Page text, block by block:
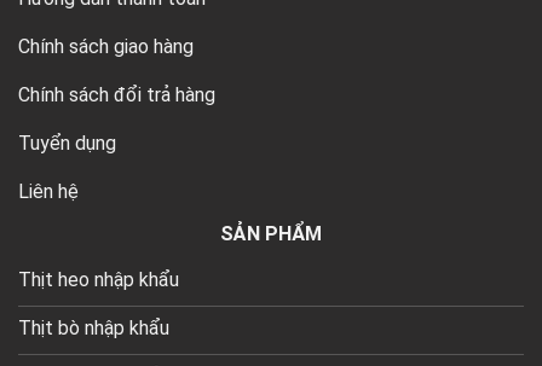
Chính sách giao hàng
Chính sách đổi trả hàng
Tuyển dụng
Liên hệ
SẢN PHẨM
Thịt heo nhập khẩu
Thịt bò nhập khẩu